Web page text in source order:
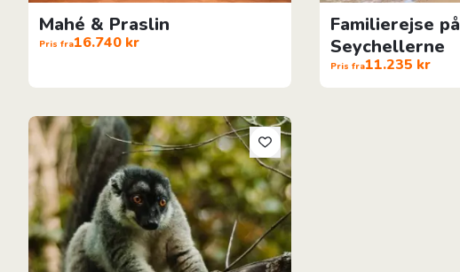
Mahé & Praslin
Pris fra16.740 kr
Familierejse på
Seychellerne
Pris fra11.235 kr
Seychellerne, Madagaskar & Dubai